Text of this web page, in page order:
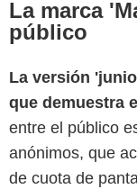
La marca
público
La versión
que demuestra
entre el público
anónimos, que
de cuota de